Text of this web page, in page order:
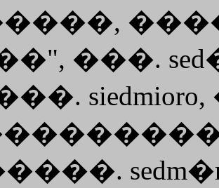
���. sed�
siedmioro,